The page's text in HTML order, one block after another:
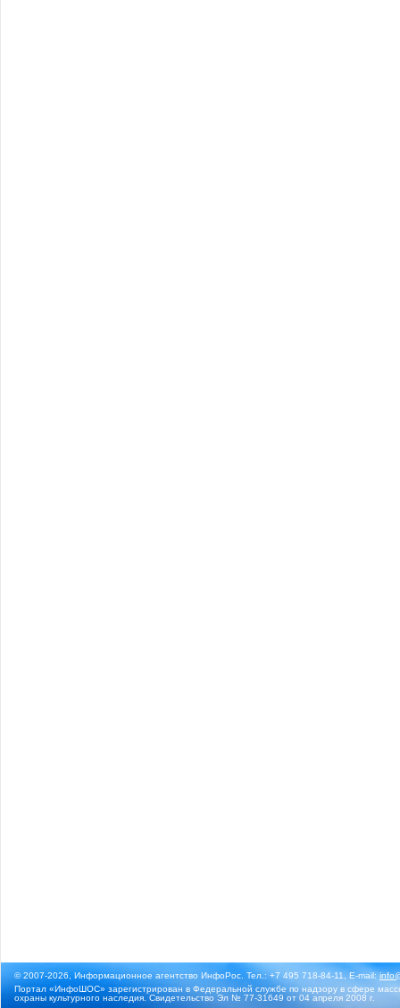
© 2007-2026, Информационное агентство ИнфоРос. Тел.: +7 495 718-84-11, E-mail:
Портал «ИнфоШОС» зарегистрирован в Федеральной службе по надзору в сфере
охраны культурного наследия. Свидетельство Эл № 77-31649 от 04 апреля 2008 г.